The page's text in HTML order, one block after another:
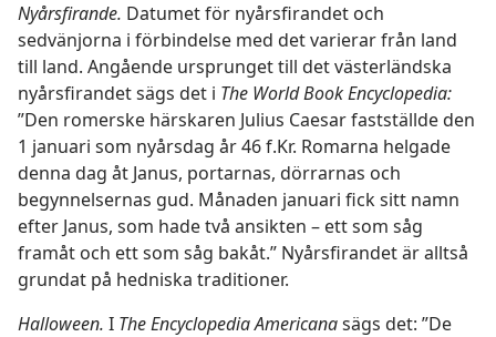
Nyårsfirande. Datumet för nyårsfirandet och
sedvänjorna i förbindelse med det varierar från land
till land. Angående ursprunget till det västerländska
nyårsfirandet sägs det i The World Book Encyclopedia:
”Den romerske härskaren Julius Caesar fastställde den
1 januari som nyårsdag år 46 f.Kr. Romarna helgade
denna dag åt Janus, portarnas, dörrarnas och
begynnelsernas gud. Månaden januari fick sitt namn
efter Janus, som hade två ansikten – ett som såg
framåt och ett som såg bakåt.” Nyårsfirandet är alltså
grundat på hedniska traditioner.
Halloween. I The Encyclopedia Americanasägs det: ”De